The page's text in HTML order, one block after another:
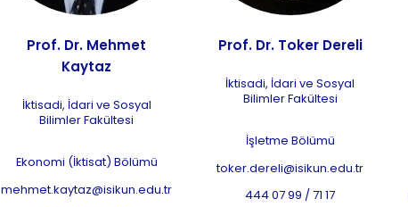
Prof. Dr. Mehmet
Kaytaz
İktisadi, İdari ve Sosyal
Bilimler Fakültesi
Ekonomi (İktisat) Bölümü
mehmet.kaytaz@isikun.edu.tr
Prof. Dr. Toker Dereli
İktisadi, İdari ve Sosyal
Bilimler Fakültesi
İşletme Bölümü
toker.dereli@isikun.edu.tr
444 07 99 / 71 17